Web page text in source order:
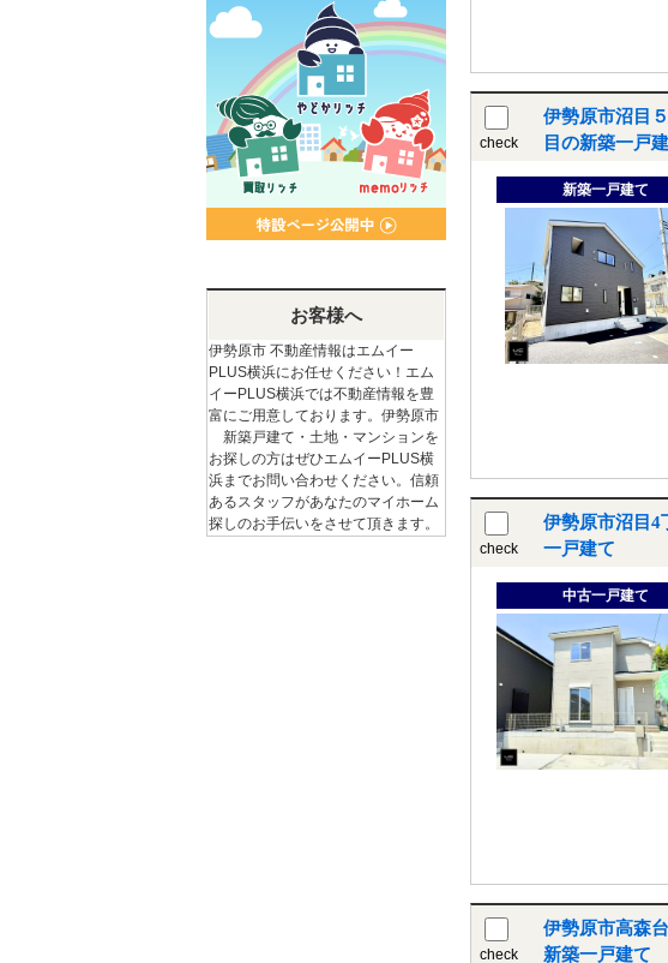
check
伊勢原市沼目
目の新築一戸
新築一戸建て
check
伊勢原市沼目
一戸建て
中古一戸建て
check
伊勢原市高森
新築一戸建て
お客様へ
伊勢原市 不動産情報はエムイー
PLUS横浜にお任せください！エム
イーPLUS横浜では不動産情報を豊
富にご用意しております。伊勢原市
新築戸建て・土地・マンションを
お探しの方はぜひエムイーPLUS横
浜までお問い合わせください。信頼
あるスタッフがあなたのマイホーム
探しのお手伝いをさせて頂きます。